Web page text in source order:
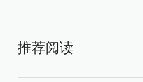
推荐阅读